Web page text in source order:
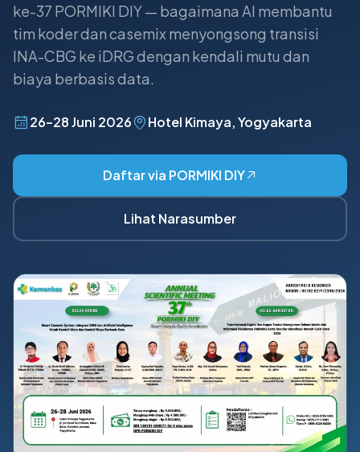
ke-37 PORMIKI DIY — bagaimana AI membantu
tim koder dan casemix menyongsong transisi
INA-CBG ke iDRG dengan kendali mutu dan
biaya berbasis data.
26–28 Juni 2026 Hotel Kimaya, Yogyakarta
Daftar via PORMIKI DIY
Lihat Narasumber